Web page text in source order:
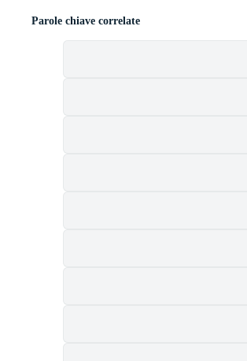
Parole chiave correlate